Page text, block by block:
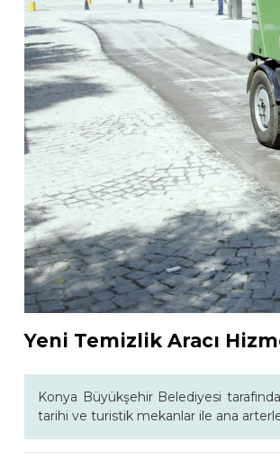
Yeni Temizlik Aracı
Konya Büyükşehir Belediyesi
tarihi ve turistik mekanlar ile ana